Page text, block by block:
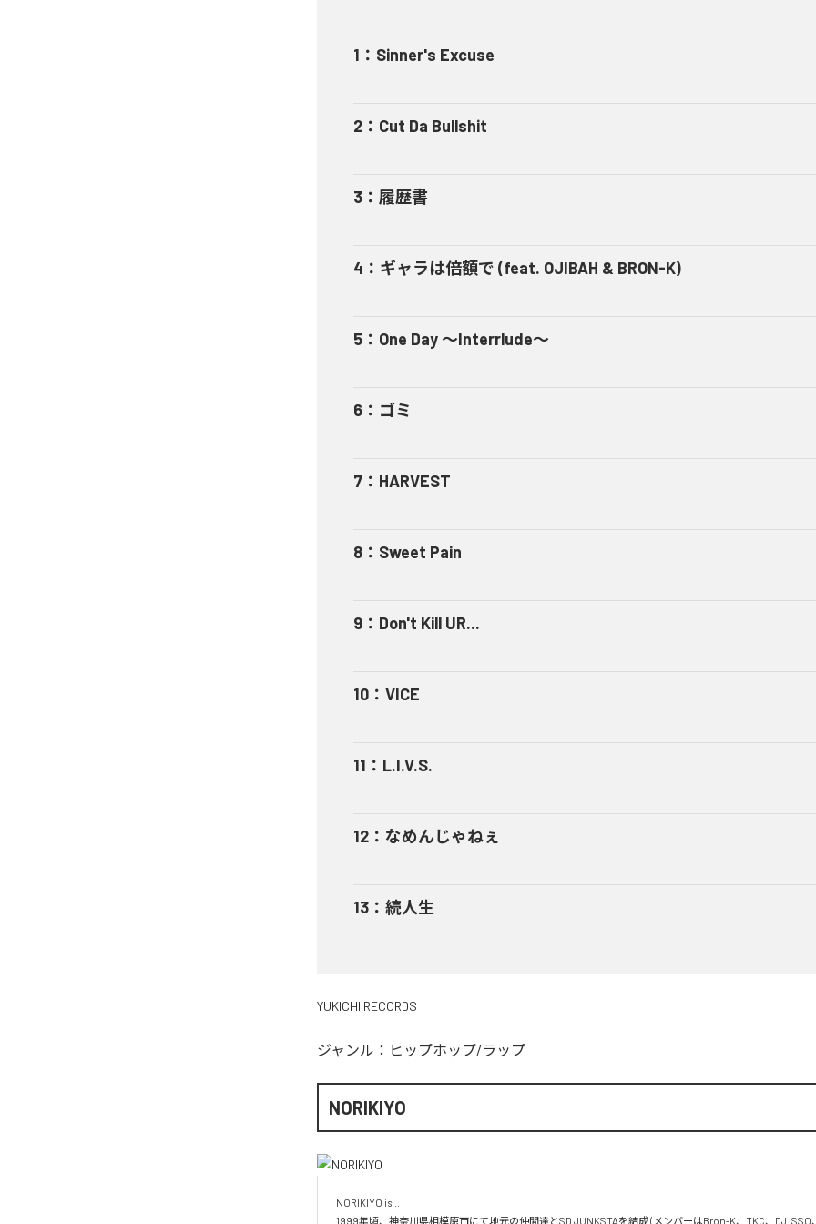
1 ： Sinner's Excuse
2 ： Cut Da Bullshit
3 ： 履歴書
4 ： ギャラは倍額で (feat. OJIBAH & BRON-K)
5 ： One Day ～Interrlude～
6 ： ゴミ
7 ： HARVEST
8 ： Sweet Pain
9 ： Don't Kill UR...
10 ： VICE
11 ： L.I.V.S.
12 ： なめんじゃねぇ
13 ： 続人生
YUKICHI RECORDS
ジャンル： ヒップホップ/ラップ
NORIKIYO
NORIKIYO is...
1999年頃、神奈川県相模原市にて地元の仲間達とSD JUNKSTAを結成 (メンバーはBron-K、TKC、DJ ISSO